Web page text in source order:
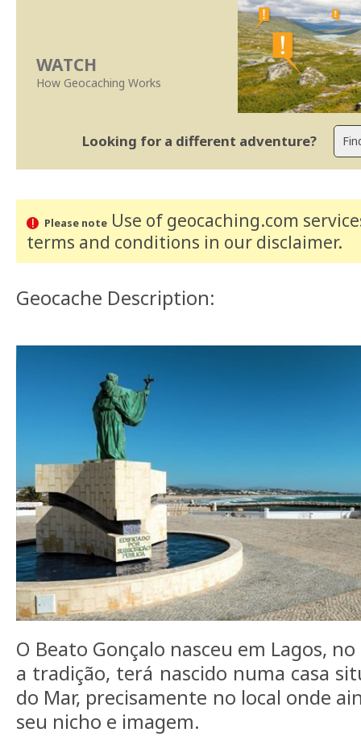
WATCH
How Geocaching Works
Looking for a different adventure?
Please noteUse of geocaching.com
terms and conditions in our disclaimer.
Geocache Description:
O Beato Gonçalo nasceu em Lagos,
a tradição, terá nascido numa casa
do Mar, precisamente no local onde
seu nicho e imagem.